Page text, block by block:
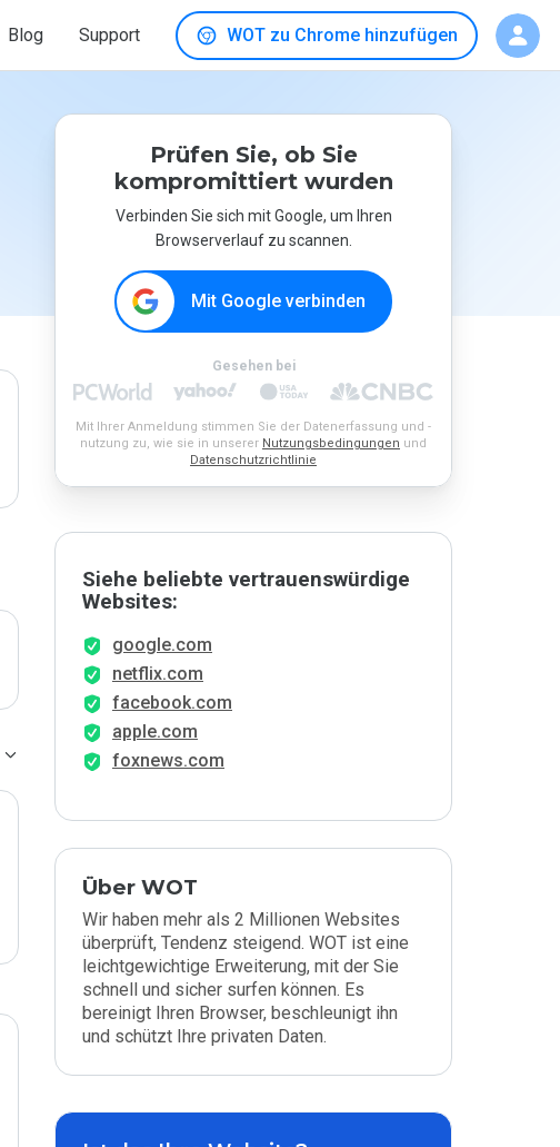
Blog Support WOT zu Chrome hinzufügen
Prüfen Sie, ob Sie
kompromittiert wurden
Verbinden Sie sich mit Google, um Ihren
Browserverlauf zu scannen.
Mit Google verbinden
Gesehen bei
Mit Ihrer Anmeldung stimmen Sie der Datenerfassung und -
nutzung zu, wie sie in unserer Nutzungsbedingungen und
Datenschutzrichtlinie
Siehe beliebte vertrauenswürdige
Websites:
google.com
netflix.com
facebook.com
apple.com
foxnews.com
Über WOT
Wir haben mehr als 2 Millionen Websites
überprüft, Tendenz steigend. WOT ist eine
leichtgewichtige Erweiterung, mit der Sie
schnell und sicher surfen können. Es
bereinigt Ihren Browser, beschleunigt ihn
und schützt Ihre privaten Daten.